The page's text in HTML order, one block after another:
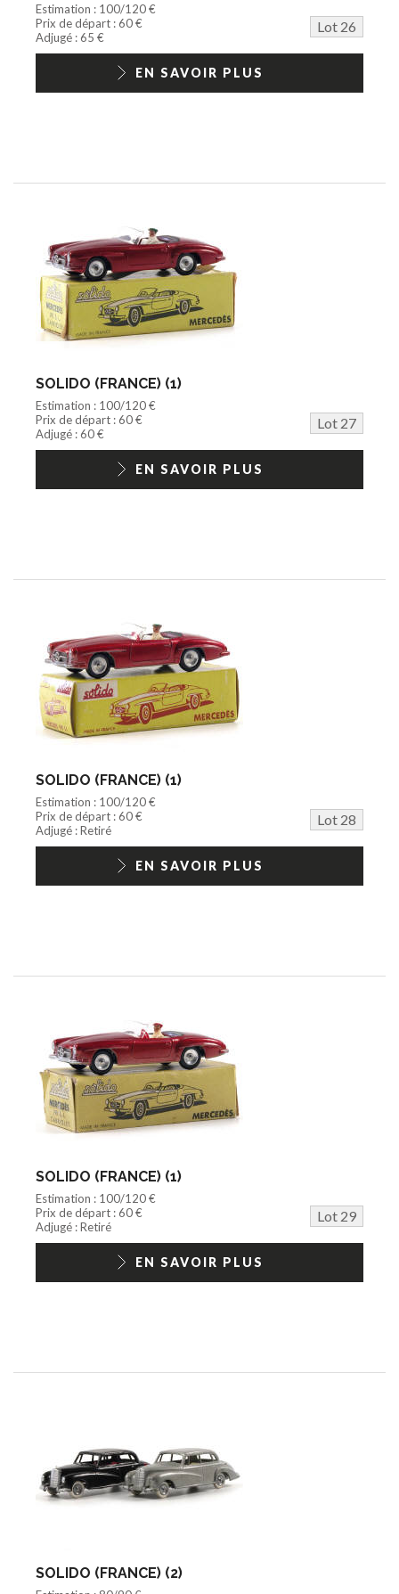
Estimation : 100/120 €
Prix de départ : 60 €
Lot 26
Adjugé : 65 €
EN SAVOIR PLUS
SOLIDO (FRANCE) (1)
Estimation : 100/120 €
Prix de départ : 60 €
Lot 27
Adjugé : 60 €
EN SAVOIR PLUS
SOLIDO (FRANCE) (1)
Estimation : 100/120 €
Prix de départ : 60 €
Lot 28
Adjugé : Retiré
EN SAVOIR PLUS
SOLIDO (FRANCE) (1)
Estimation : 100/120 €
Prix de départ : 60 €
Lot 29
Adjugé : Retiré
EN SAVOIR PLUS
SOLIDO (FRANCE) (2)